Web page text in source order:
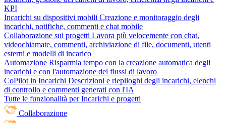
KPI
Incarichi su dispositivi mobili Creazione e monitoraggio degli
incarichi, notifiche, commenti e chat mobile
Collaborazione sui progetti Lavora più velocemente con chat,
videochiamate, commenti, archiviazione di file, documenti, utenti
esterni e modelli di incarico
Automazione Risparmia tempo con la creazione automatica degli
incarichi e con l'automazione dei flussi di lavoro
CoPilot in Incarichi Descrizioni e riepiloghi degli incarichi, elenchi
di controllo e commenti generati con l'IA
Tutte le funzionalità per Incarichi e progetti
Collaborazione